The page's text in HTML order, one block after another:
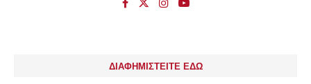
ΔΙΑΦΗΜΙΣΤΕΙΤΕ ΕΔΩ